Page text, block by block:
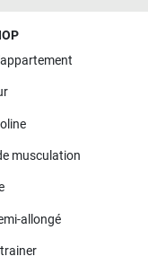
musculation
allongé